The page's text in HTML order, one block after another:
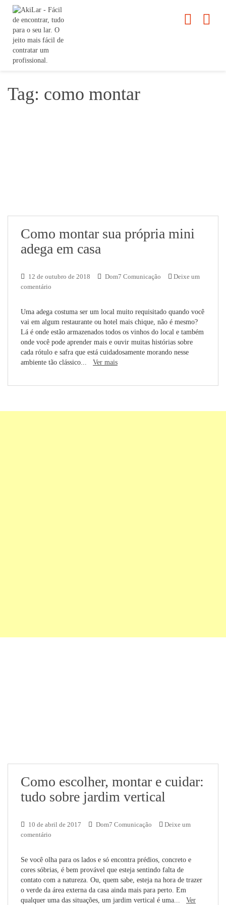
Tag: como montar
Como montar sua própria mini
adega em casa
12 de outubro de 2018 Dom7 Comunicação
Deixe um
comentário
Uma adega costuma ser um local muito requisitado quando você
vai em algum restaurante ou hotel mais chique, não é mesmo?
Lá é onde estão armazenados todos os vinhos do local e também
onde você pode aprender mais e ouvir muitas histórias sobre
cada rótulo e safra que está cuidadosamente morando nesse
ambiente tão clássico... Ver mais
Como escolher, montar e cuidar:
tudo sobre jardim vertical
10 de abril de 2017 Dom7 Comunicação
Deixe um
comentário
Se você olha para os lados e só encontra prédios, concreto e
cores sóbrias, é bem provável que esteja sentindo falta de
contato com a natureza. Ou, quem sabe, esteja na hora de trazer
o verde da área externa da casa ainda mais para perto. Em
qualquer uma das situações, um jardim vertical é uma... Ver